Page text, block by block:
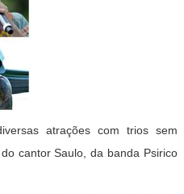
atrações com trios sem
cantor Saulo, da banda Psirico